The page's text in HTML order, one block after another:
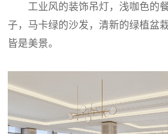
工业风的装饰吊灯，浅咖色的
子，马卡绿的沙发，清新的绿植盆
皆是美景。